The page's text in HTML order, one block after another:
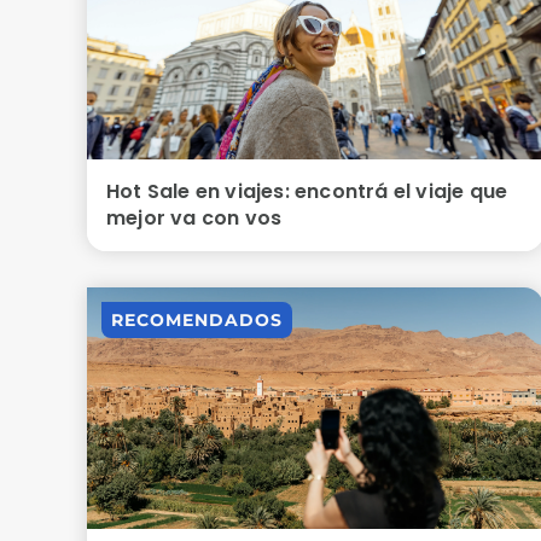
Hot Sale en viajes: encontrá el viaje que
mejor va con vos
RECOMENDADOS